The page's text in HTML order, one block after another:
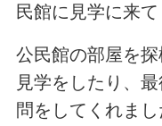
民館に見学に来て
公民館の部屋を
見学をしたり、
問をしてくれまし